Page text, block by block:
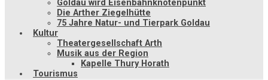
Goldau wird Eisenbahnknotenpunkt
Die Arther Ziegelhütte
75 Jahre Natur- und Tierpark Goldau
Kultur
Theatergesellschaft Arth
Musik aus der Region
Kapelle Thury Horath
Tourismus